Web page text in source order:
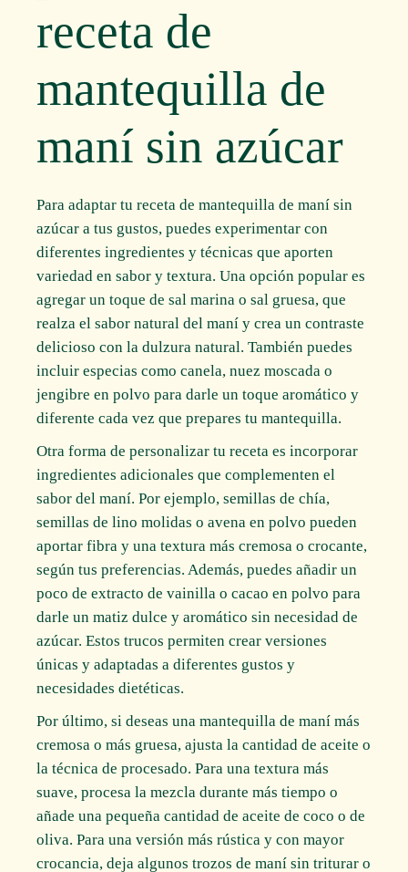
receta de
mantequilla de
maní sin azúcar
Para adaptar tu receta de mantequilla de maní sin
azúcar a tus gustos, puedes experimentar con
diferentes ingredientes y técnicas que aporten
variedad en sabor y textura. Una opción popular es
agregar un toque de sal marina o sal gruesa, que
realza el sabor natural del maní y crea un contraste
delicioso con la dulzura natural. También puedes
incluir especias como canela, nuez moscada o
jengibre en polvo para darle un toque aromático y
diferente cada vez que prepares tu mantequilla.
Otra forma de personalizar tu receta es incorporar
ingredientes adicionales que complementen el
sabor del maní. Por ejemplo, semillas de chía,
semillas de lino molidas o avena en polvo pueden
aportar fibra y una textura más cremosa o crocante,
según tus preferencias. Además, puedes añadir un
poco de extracto de vainilla o cacao en polvo para
darle un matiz dulce y aromático sin necesidad de
azúcar. Estos trucos permiten crear versiones
únicas y adaptadas a diferentes gustos y
necesidades dietéticas.
Por último, si deseas una mantequilla de maní más
cremosa o más gruesa, ajusta la cantidad de aceite o
la técnica de procesado. Para una textura más
suave, procesa la mezcla durante más tiempo o
añade una pequeña cantidad de aceite de coco o de
oliva. Para una versión más rústica y con mayor
crocancia, deja algunos trozos de maní sin triturar o